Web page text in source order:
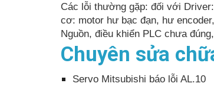
Các lỗi thường gặp: đối với
cơ: motor hư bạc đạn, hư
Nguồn, điều khiển PLC chưa
Chuyên sửa
Servo Mitsubishi báo lỗi AL.10